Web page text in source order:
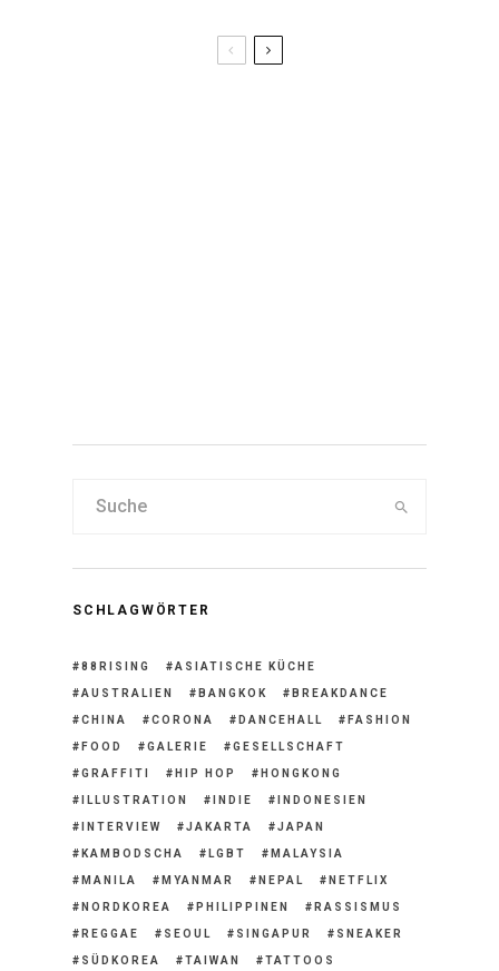
SCHLAGWÖRTER
88RISING ASIATISCHE KÜCHE
AUSTRALIEN BANGKOK BREAKDANCE
CHINA CORONA DANCEHALL FASHION
FOOD GALERIE GESELLSCHAFT
GRAFFITI HIP HOP HONGKONG
ILLUSTRATION INDIE INDONESIEN
INTERVIEW JAKARTA JAPAN
KAMBODSCHA LGBT MALAYSIA
MANILA MYANMAR NEPAL NETFLIX
NORDKOREA PHILIPPINEN RASSISMUS
REGGAE SEOUL SINGAPUR SNEAKER
SÜDKOREA TAIWAN TATTOOS